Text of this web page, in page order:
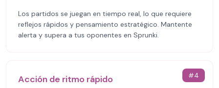
Los partidos se juegan en tiempo real, lo que requiere
reflejos rápidos y pensamiento estratégico. Mantente
alerta y supera a tus oponentes en Sprunki.
#4
Acción de ritmo rápido